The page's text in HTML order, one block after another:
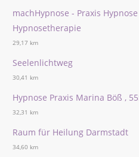
machHypnose - Praxis
Hypnosetherapie
29,17 km
Seelenlichtweg
30,41 km
Hypnose Praxis Marina Böß ,
32,31 km
Raum für Heilung Darmstadt
34,60 km